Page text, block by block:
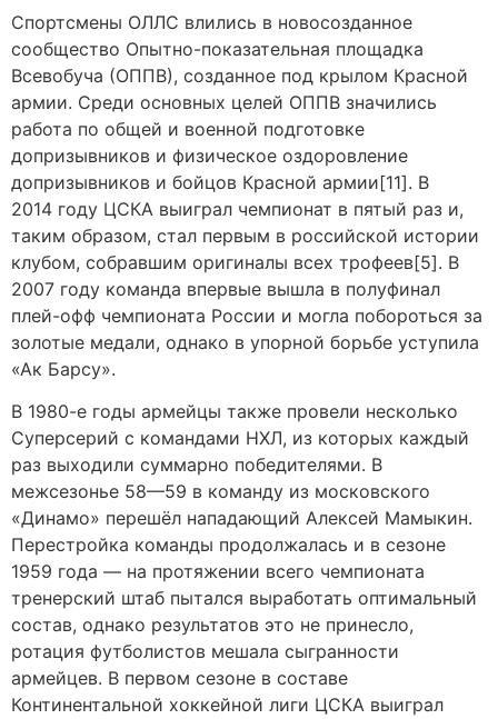
Спортсмены ОЛЛС влились в новосозданное
сообщество Опытно-показательная площадка
Всевобуча (ОППВ), созданное под крылом Красной
армии. Среди основных целей ОППВ значились
работа по общей и военной подготовке
допризывников и физическое оздоровление
допризывников и бойцов Красной армии[11]. В
2014 году ЦСКА выиграл чемпионат в пятый раз и,
таким образом, стал первым в российской истории
клубом, собравшим оригиналы всех трофеев[5]. В
2007 году команда впервые вышла в полуфинал
плей-офф чемпионата России и могла побороться за
золотые медали, однако в упорной борьбе уступила
«Ак Барсу».
В 1980-е годы армейцы также провели несколько
Суперсерий с командами НХЛ, из которых каждый
раз выходили суммарно победителями. В
межсезонье 58—59 в команду из московского
«Динамо» перешёл нападающий Алексей Мамыкин.
Перестройка команды продолжалась и в сезоне
1959 года — на протяжении всего чемпионата
тренерский штаб пытался выработать оптимальный
состав, однако результатов это не принесло,
ротация футболистов мешала сыгранности
армейцев. В первом сезоне в составе
Континентальной хоккейной лиги ЦСКА выиграл